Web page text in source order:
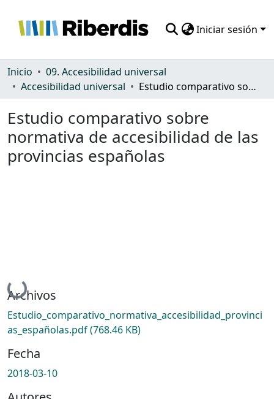
Iniciar sesión
Comunidades
Estadísticas
Inicio
09. Accesibilidad universal
Accesibilidad universal
Estudio comparativo sobre normativa de accesibilidad de las provincias españolas
Estudio comparativo sobre
normativa de accesibilidad de las
provincias españolas
Cargando...
Archivos
Estudio_comparativo_normativa_accesibilidad_provinci
as_españolas.pdf(768.46 KB)
Fecha
2018-03-10